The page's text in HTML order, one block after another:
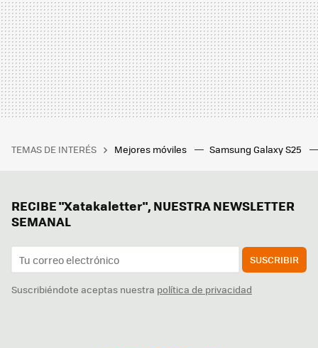
TEMAS DE INTERÉS Mejores móviles Samsung Galaxy S25
RECIBE "Xatakaletter", NUESTRA NEWSLETTER
SEMANAL
SUSCRIBIR
Suscribiéndote aceptas nuestra política de privacidad